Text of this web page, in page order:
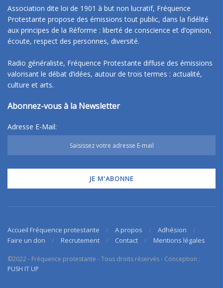
Association dite loi de 1901 à but non lucratif, Fréquence
Protestante propose des émissions tout public, dans la fidélité
aux principes de la Réforme : liberté de conscience et d’opinion,
écoute, respect des personnes, diversité.
Radio généraliste, Fréquence Protestante diffuse des émissions
valorisant le débat d’idées, autour de trois termes : actualité,
culture et arts.
Abonnez-vous à la Newsletter
Adresse E-Mail:
Accueil Fréquence protestante A propos
Adhésion
Faire un don
Recrutement Contact Mentions légales
©2022 - Fréquence protestante - Tous droits réservés - Conception :
PUSH IT UP